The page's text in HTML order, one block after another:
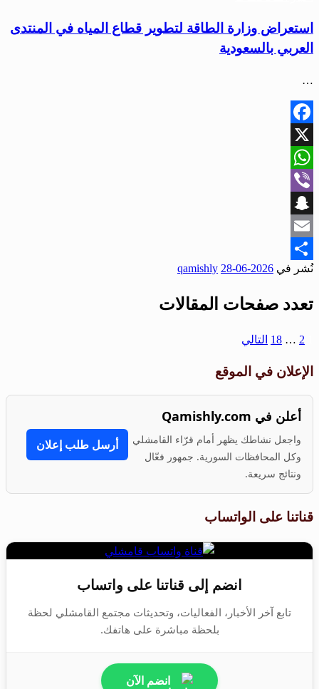
استعراض وزارة الطاقة لتطوير قطاع المياه في المنتدى
العربي بالسعودية
…
Facebook
X
WhatsApp
Viber
Snapchat
Email
Share
نُشر في 2026-06-28
qamishly
تعدد صفحات المقالات
2
…
18 التالي
الإعلان في الموقع
أعلن في Qamishly.com
واجعل نشاطك يظهر أمام قرّاء القامشلي
وكل المحافظات السورية. جمهور فعّال
ونتائج سريعة.
أرسل طلب إعلان
قناتنا على الواتساب
انضم إلى قناتنا على واتساب
تابع آخر الأخبار، الفعاليات، وتحديثات مجتمع القامشلي لحظة
بلحظة مباشرة على هاتفك.
انضم الآن